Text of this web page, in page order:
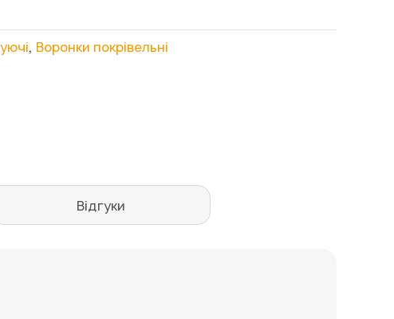
, Воронки покрівельні
Відгуки